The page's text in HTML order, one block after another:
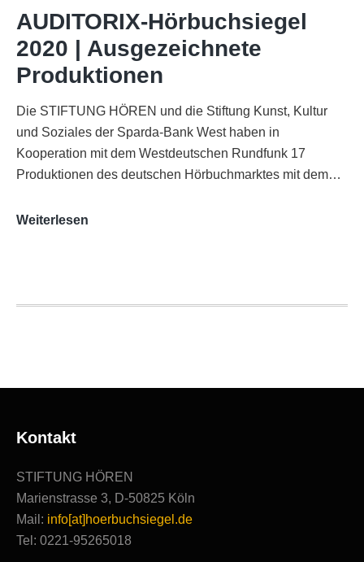
Funkhaus
Köln
AUDITORIX-Hörbuchsiegel
2020 | Ausgezeichnete
Produktionen
Die STIFTUNG HÖREN und die Stiftung Kunst, Kultur
und Soziales der Sparda-Bank West haben in
Kooperation mit dem Westdeutschen Rundfunk 17
Produktionen des deutschen Hörbuchmarktes mit dem…
Weiterlesen
Ausgezeichnete
Kontakt
STIFTUNG HÖREN
Marienstrasse 3, D-50825 Köln
Mail: info[at]hoerbuchsiegel.de
Tel: 0221-95265018